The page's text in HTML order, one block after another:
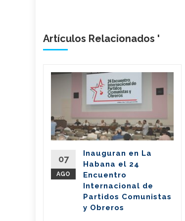
Artículos Relacionados '
07
AGO
Inauguran en La
Habana el 24
Encuentro
Internacional de
Partidos Comunistas
y Obreros